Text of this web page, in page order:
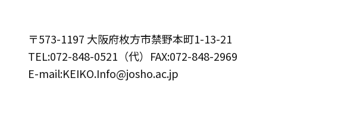
〒573-1197 大阪府枚方市禁野本町1-13-21
TEL:072-848-0521（代）FAX:072-848-2969
E-mail:KEIKO.Info@josho.ac.jp